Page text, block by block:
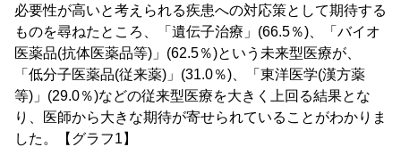
必要性が高いと考えられる疾患への対応策として期待する
ものを尋ねたところ、「遺伝子治療」(66.5％)、「バイオ
医薬品(抗体医薬品等)」(62.5％)という未来型医療が、
「低分子医薬品(従来薬)」(31.0％)、「東洋医学(漢方薬
等)」(29.0％)などの従来型医療を大きく上回る結果とな
り、医師から大きな期待が寄せられていることがわかりま
した。【グラフ1】